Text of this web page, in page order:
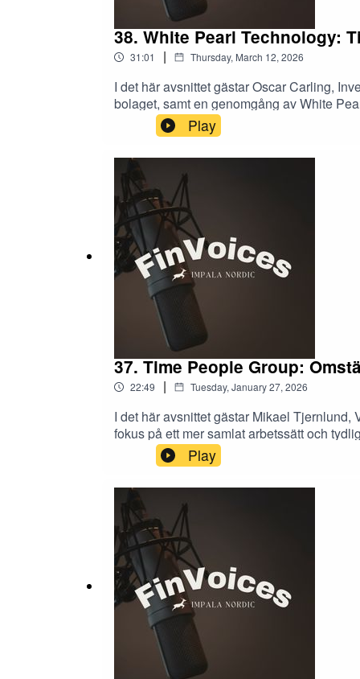
38. White Pearl Technology:
31:01 | Thursday, March 12, 2026
I det här avsnittet gästar Oscar Carling,
bolaget, samt en genomgång av White
samtidigt som Europa är en viktig
kapitalallokeringsstrategi och vilka KPI:er
Pearl, vad som ingår i affären och varför
praktiken och vilka milstolpar marknaden
avsnittet är Aya Salar, Partner på Impala
uppdrag av bolaget.
Play
37. Time People Group:
22:49 | Tuesday, January 27, 2026
I det här avsnittet gästar Mikael
fokus på ett mer samlat arbetssätt och
hur koncernen ser på sin position i
med att sammansvetsa bolagen och
gränslandet mot IT, breddningen mot nya
avsnittet är Charlie Dahlström, Analytiker
på uppdrag av bolaget.
Play